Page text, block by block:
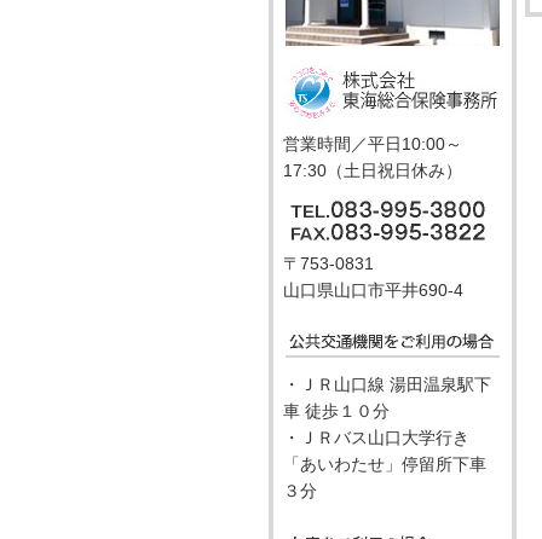
営業時間／平日10:00～
17:30（土日祝日休み）
〒753-0831
山口県山口市平井690-4
・ＪＲ山口線 湯田温泉駅下
車 徒歩１０分
・ＪＲバス山口大学行き
「あいわたせ」停留所下車
３分